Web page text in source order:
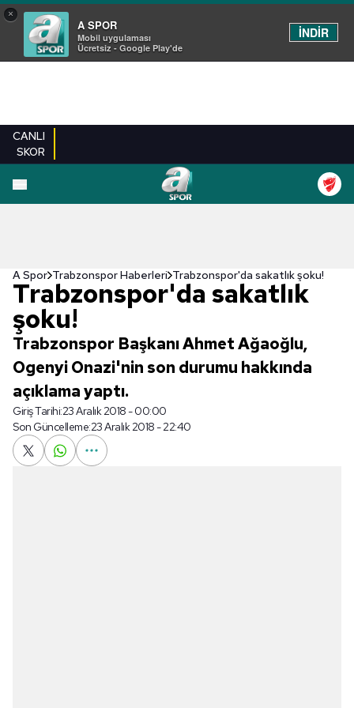
×
A SPOR
Mobil uygulaması
Ücretsiz - Google Play'de
İNDİR
CANLI
SKOR
A Spor Trabzonspor Haberleri Trabzonspor'da sakatlık şoku!
Trabzonspor'da sakatlık
şoku!
Trabzonspor Başkanı Ahmet Ağaoğlu,
Ogenyi Onazi'nin son durumu hakkında
açıklama yaptı.
Giriş Tarihi:23 Aralık 2018 - 00:00
Son Güncelleme:23 Aralık 2018 - 22:40